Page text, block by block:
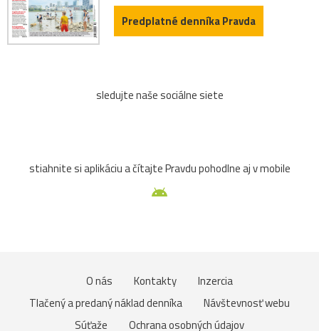
Predplatné denníka Pravda
sledujte naše sociálne siete
stiahnite si aplikáciu a čítajte Pravdu pohodlne aj v mobile
O nás Kontakty
Inzercia
Tlačený a predaný náklad denníka
Návštevnosť webu
Súťaže
Ochrana osobných údajov